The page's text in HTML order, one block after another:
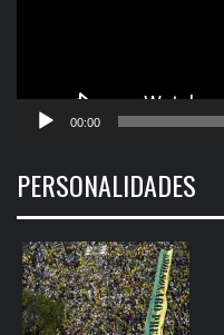
00:00
PERSONALIDADES